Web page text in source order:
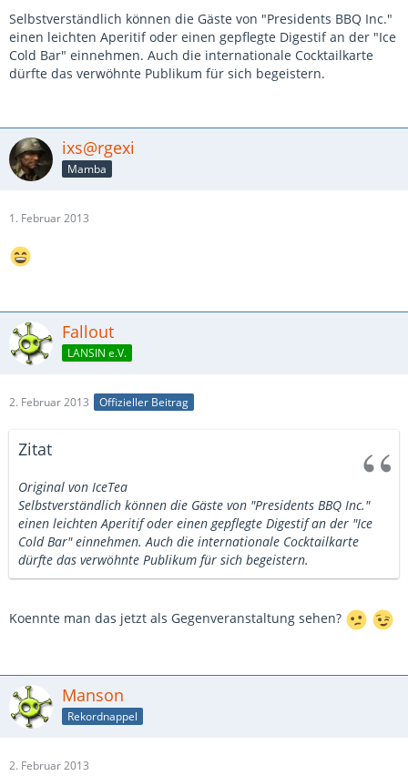
Selbstverständlich können die Gäste von "Presidents BBQ Inc."
einen leichten Aperitif oder einen gepflegte Digestif an der "Ice
Cold Bar" einnehmen. Auch die internationale Cocktailkarte
dürfte das verwöhnte Publikum für sich begeistern.
ixs@rgexi
Mamba
1. Februar 2013
Fallout
LANSIN e.V.
2. Februar 2013 Offizieller Beitrag
Zitat
Original von IceTea
Selbstverständlich können die Gäste von "Presidents BBQ Inc."
einen leichten Aperitif oder einen gepflegte Digestif an der "Ice
Cold Bar" einnehmen. Auch die internationale Cocktailkarte
dürfte das verwöhnte Publikum für sich begeistern.
Koennte man das jetzt als Gegenveranstaltung sehen?
Manson
Rekordnappel
2. Februar 2013